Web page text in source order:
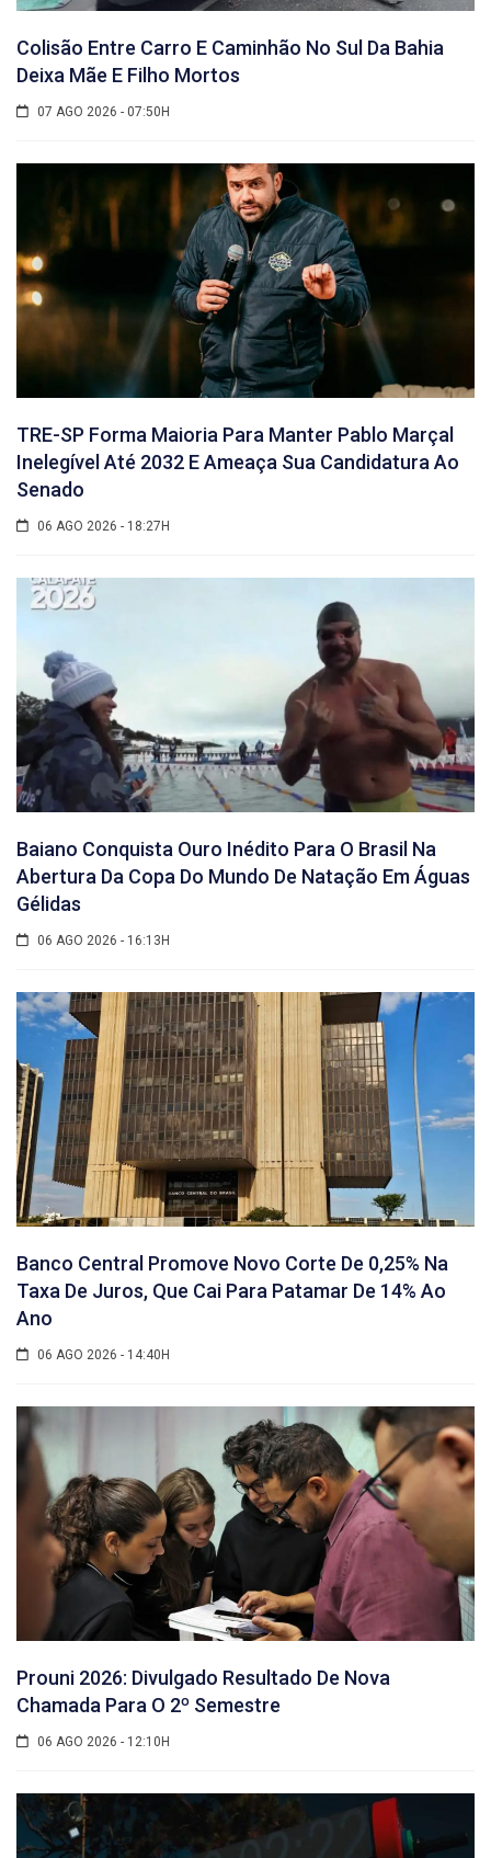
Colisão Entre Carro E Caminhão No Sul Da Bahia
Deixa Mãe E Filho Mortos
07 AGO 2026 - 07:50H
TRE-SP Forma Maioria Para Manter Pablo Marçal
Inelegível Até 2032 E Ameaça Sua Candidatura Ao
Senado
06 AGO 2026 - 18:27H
Baiano Conquista Ouro Inédito Para O Brasil Na
Abertura Da Copa Do Mundo De Natação Em Águas
Gélidas
06 AGO 2026 - 16:13H
Banco Central Promove Novo Corte De 0,25% Na
Taxa De Juros, Que Cai Para Patamar De 14% Ao
Ano
06 AGO 2026 - 14:40H
Prouni 2026: Divulgado Resultado De Nova
Chamada Para O 2º Semestre
06 AGO 2026 - 12:10H